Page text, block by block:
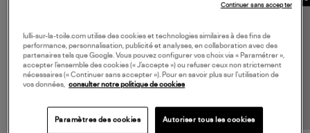
lulli-sur-la-toile.com utilise des cookies et technologies similaires à des fins de
performance, personnalisation, publicité et analyses, en collaboration avec des
partenaires tels que Google. Vous pouvez configurer vos choix via « Paramétrer »,
accepter l’ensemble des cookies (« J’accepte ») ou refuser ceux non strictement
nécessaires (« Continuer sans accepter »). Pour en savoir plus sur l’utilisation de
vos données,
consulter notre politique de cookies
Paramètres des cookies Autoriser tous les cookies
Continuer sans accepter